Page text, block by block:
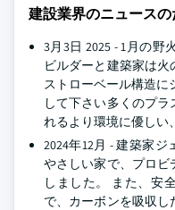
建設業界のニュース
3月3日 2025 - 1月の
ビルダーと建築家は
ストローベール構造に
して下さい多くのプ
れるより環境に優しい
2024年12月 - 建築家
やさしい家で、プロビ
しました。 また、安
で、カーボンを吸収し